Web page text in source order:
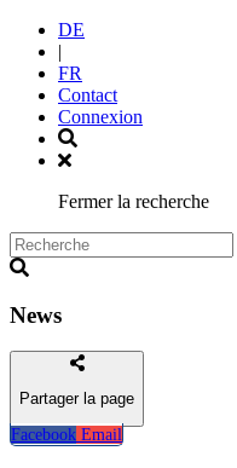
DE
|
FR
Contact
Connexion
Fermer la recherche
News
Partager la page
Facebook Email
Retour